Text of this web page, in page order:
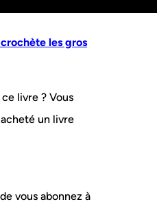
les gros
livre ? Vous
un livre
vous abonnez à